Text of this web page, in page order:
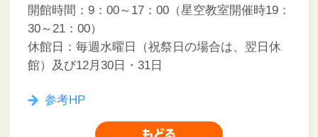
開館時間：9：00～17：00（星空教室開催時19：
30～21：00）
休館日：毎週水曜日（祝祭日の場合は、翌日休
館）及び12月30日・31日
参考HP